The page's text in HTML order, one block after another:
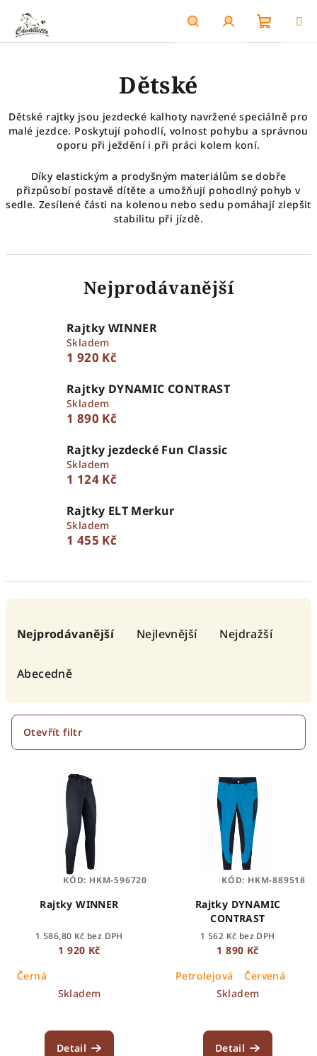
obsah
HledatPřihlášení
Dětské
Dětské rajtky jsou jezdecké kalhoty navržené speciálně pro
malé jezdce. Poskytují pohodlí, volnost pohybu a správnou
oporu při ježdění i při práci kolem koní.
Díky elastickým a prodyšným materiálům se dobře
přizpůsobí postavě dítěte a umožňují pohodlný pohyb v
sedle. Zesílené části na kolenou nebo sedu pomáhají zlepšit
stabilitu při jízdě.
Nejprodávanější
Rajtky WINNER
Skladem
1 920 Kč
Rajtky DYNAMIC CONTRAST
Skladem
1 890 Kč
Rajtky jezdecké Fun Classic
Skladem
1 124 Kč
Rajtky ELT Merkur
Skladem
1 455 Kč
r
Nejprodávanější Nejlevnější Nejdražší
Abecedně
Otevřít filtr
Rajtky WINNER
1 586,80 Kč bez DPH
1 920 Kč
Černá
Skladem
Detail
KÓD: HKM-596720
Rajtky DYNAMIC
CONTRAST
1 562 Kč bez DPH
1 890 Kč
Petrolejová
Červená
Skladem
Detail
KÓD: HKM-889518